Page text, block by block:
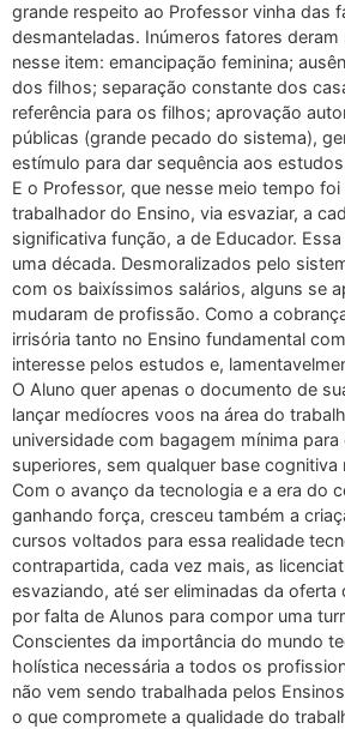
grande respeito ao Professor vinha das
desmanteladas. Inúmeros fatores deram
nesse item: emancipação feminina;
dos filhos; separação constante dos
referência para os filhos; aprovação
públicas (grande pecado do sistema),
estímulo para dar sequência aos
E o Professor, que nesse meio tempo
trabalhador do Ensino, via esvaziar, a
significativa função, a de Educador.
uma década. Desmoralizados pelo
com os baixíssimos salários, alguns se
mudaram de profissão. Como a
irrisória tanto no Ensino fundamental
interesse pelos estudos e,
O Aluno quer apenas o documento de
lançar medíocres voos na área do
universidade com bagagem mínima
superiores, sem qualquer base
Com o avanço da tecnologia e a era do
ganhando força, cresceu também a
cursos voltados para essa realidade
contrapartida, cada vez mais, as
esvaziando, até ser eliminadas da oferta
por falta de Alunos para compor uma
Conscientes da importância do mundo
holística necessária a todos os
não vem sendo trabalhada pelos
o que compromete a qualidade do